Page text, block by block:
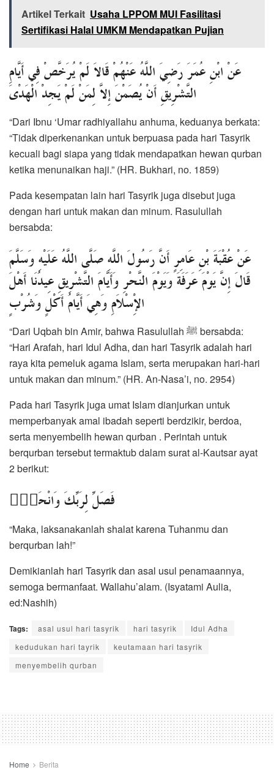
Artikel Terkait Usaha LPPOM MUI Fasilitasi
Sertifikasi Halal UMKM Mendapatkan Pujian
عَنْ ابْنِ عُمَرَ رَضِيَ اللَّهُ عَنْهُمْ قَالَا لَمْ يُرَخَّصْ فِي أَيَّامِ
التَّشْرِيقِ أَنْ يُصَمْنَ إِلَّا لِمَنْ لَمْ يَجِدْ الْهَدْيَ
“Dari Ibnu ‘Umar radhiyallahu anhuma, keduanya berkata:
“Tidak diperkenankan untuk berpuasa pada hari Tasyrik
kecuali bagi siapa yang tidak mendapatkan hewan qurban
ketika menunaikan haji.” (HR. Bukhari, no. 1859)
Pada kesempatan lain hari Tasyrik juga disebut juga
dengan hari untuk makan dan minum. Rasulullah
bersabda:
عَنْ عُقْبَةَ بْنِ عَامِرٍ أَنَّ رَسُولَ اللَّهِ صَلَّى اللَّهُ عَلَيْهِ وَسَلَّمَ
قَالَ إِنَّ يَوْمَ عَرَفَةَ وَيَوْمَ النَّحْرِ وَأَيَّامَ التَّشْرِيقِ عِيدُنَا أَهْلَ
الْإِسْلَامِ وَهِيَ أَيَّامُ أَكْلٍ وَشُرْبٍ
“Dari Uqbah bin Amir, bahwa Rasulullah ﷺ bersabda:
“Hari Arafah, hari Idul Adha, dan hari Tasyrik adalah hari
raya kita pemeluk agama Islam, serta merupakan hari-hari
untuk makan dan minum.” (HR. An-Nasa’i, no. 2954)
Pada hari Tasyrik juga umat Islam dianjurkan untuk
memperbanyak amal ibadah seperti berdzikir, berdoa,
serta menyembelih hewan qurban . Perintah untuk
berqurban tersebut termaktub dalam surat al-Kautsar ayat
2 berikut:
فَصَلِّ لِرَبِّكَ وَانْحَرْۗ
“Maka, laksanakanlah shalat karena Tuhanmu dan
berqurban lah!”
Demikianlah hari Tasyrik dan asal usul penamaannya,
semoga bermanfaat. Wallahu’alam. (Isyatami Aulia,
ed:Nashih)
Tags: asal usul hari tasyrik hari tasyrik
Idul Adha
kedudukan hari tayrik
keutamaan hari tasyrik
menyembelih qurban
Home Berita